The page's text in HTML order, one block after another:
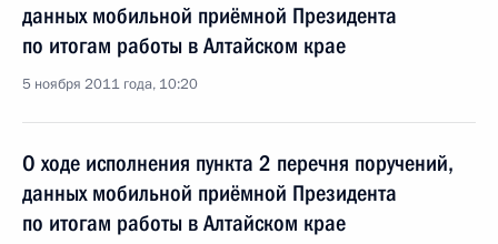
данных мобильной приёмной Президента
по итогам работы в Алтайском крае
5 ноября 2011 года, 10:20
О ходе исполнения пункта 2 перечня поручений,
данных мобильной приёмной Президента
по итогам работы в Алтайском крае